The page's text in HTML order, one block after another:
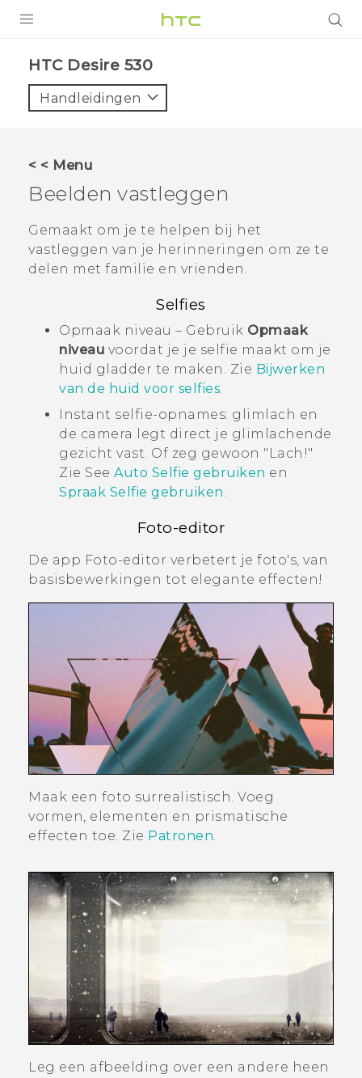
VIVE
HTC Club
SUPPORT
Aanmelden
HTC Desire 530‎
Handleidingen
< < Menu
Beelden vastleggen
Gemaakt om je te helpen bij het
vastleggen van je herinneringen om ze te
delen met familie en vrienden.
Selfies
Opmaak niveau – Gebruik Opmaak
niveau voordat je je selfie maakt om je
huid gladder te maken. Zie Bijwerken
van de huid voor selfies.
Instant selfie-opnames: glimlach en
de camera legt direct je glimlachende
gezicht vast. Of zeg gewoon "‍Lach!"‍
Zie See Auto Selfie gebruiken en
Spraak Selfie gebruiken.
Foto-editor
De app Foto-editor verbetert je foto's, van
basisbewerkingen tot elegante effecten!
Maak een foto surrealistisch. Voeg
vormen, elementen en prismatische
effecten toe. Zie Patronen.
Leg een afbeelding over een andere heen